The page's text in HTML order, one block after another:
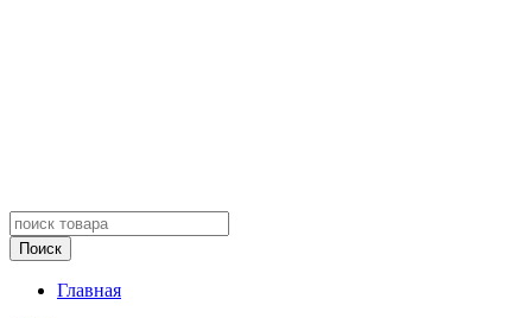
Главная